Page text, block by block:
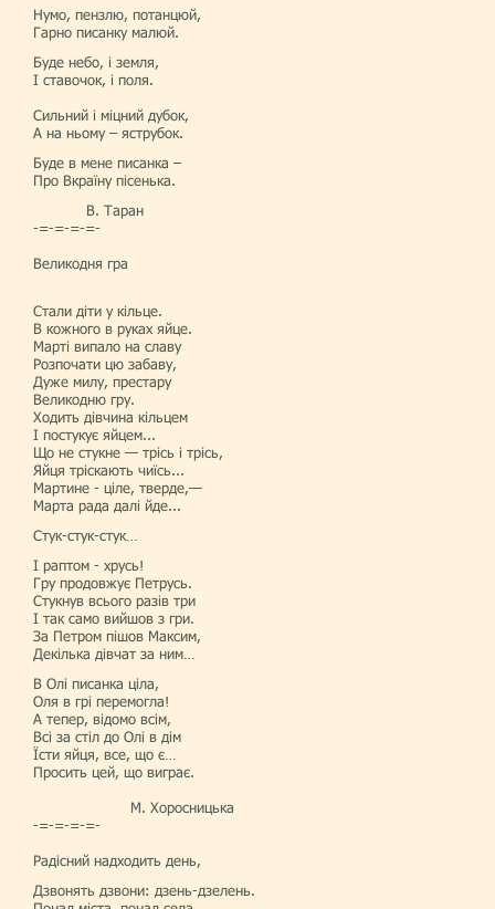
Нумо, пензлю, потанцюй,
Гарно писанку малюй.
Буде небо, і земля,
І ставочок, і поля.
Сильний і міцний дубок,
А на ньому – яструбок.
Буде в мене писанка –
Про Вкраїну пісенька.
В. Таран
-=-=-=-=-
Великодня гра
Стали діти у кільце.
В кожного в руках яйце.
Марті випало на славу
Розпочати цю забаву,
Дуже милу, престару
Великодню гру.
Ходить дівчина кільцем
І постукує яйцем...
Що не стукне — трісь і трісь,
Яйця тріскають чиїсь...
Мартине - ціле, тверде,—
Марта рада далі йде...
Стук-стук-стук…
І раптом - хрусь!
Гру продовжує Петрусь.
Стукнув всього разів три
І так само вийшов з гри.
За Петром пішов Максим,
Декілька дівчат за ним…
В Олі писанка ціла,
Оля в грі перемогла!
А тепер, відомо всім,
Всі за стіл до Олі в дім
Їсти яйця, все, що є…
Просить цей, що виграє.
М. Хоросницька
-=-=-=-=-
Радісний надходить день,
Дзвонять дзвони: дзень-дзелень.